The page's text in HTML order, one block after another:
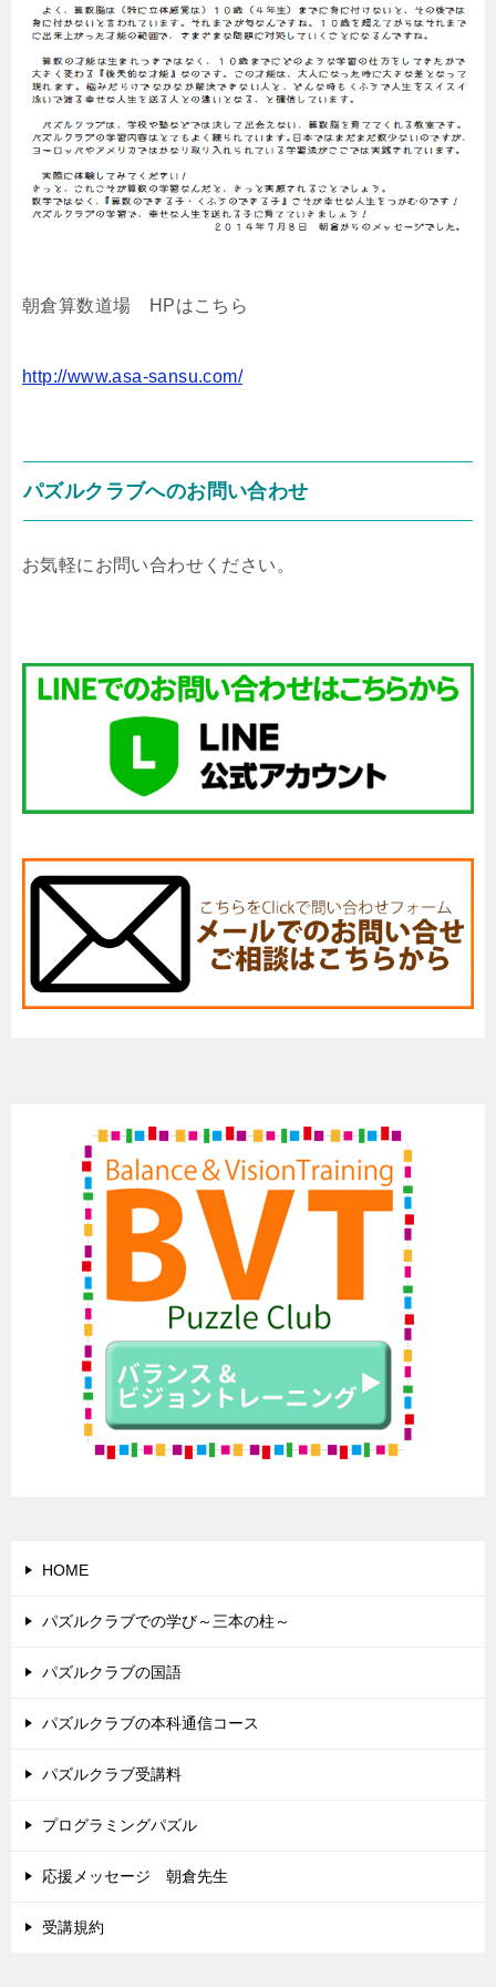
朝倉算数道場 HPはこちら
http://www.asa-sansu.com/
パズルクラブへのお問い合わせ
お気軽にお問い合わせください。
HOME
パズルクラブでの学び～三本の柱～
パズルクラブの国語
パズルクラブの本科通信コース
パズルクラブ受講料
プログラミングパズル
応援メッセージ 朝倉先生
受講規約